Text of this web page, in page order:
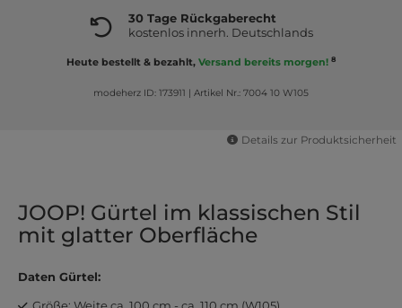
30 Tage Rückgaberecht
kostenlos innerh. Deutschlands
Heute bestellt & bezahlt, Versand bereits morgen! 8
modeherz ID: 173911 Artikel Nr.: 7004 10 W105
Details zur Produktsicherheit
JOOP! Gürtel im klassischen Stil
mit glatter Oberfläche
Daten Gürtel: